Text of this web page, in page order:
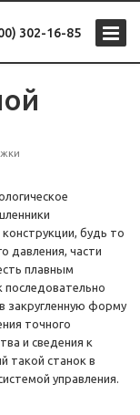
302-16-85
будь то
давления, части
плавным
последовательно
закругленную форму
точного
и сведения к
такой станок в
управления.